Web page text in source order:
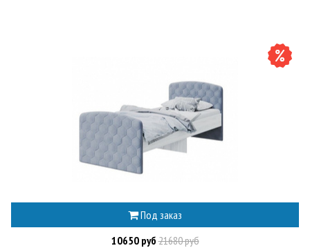
Под заказ
10650 руб21680 руб